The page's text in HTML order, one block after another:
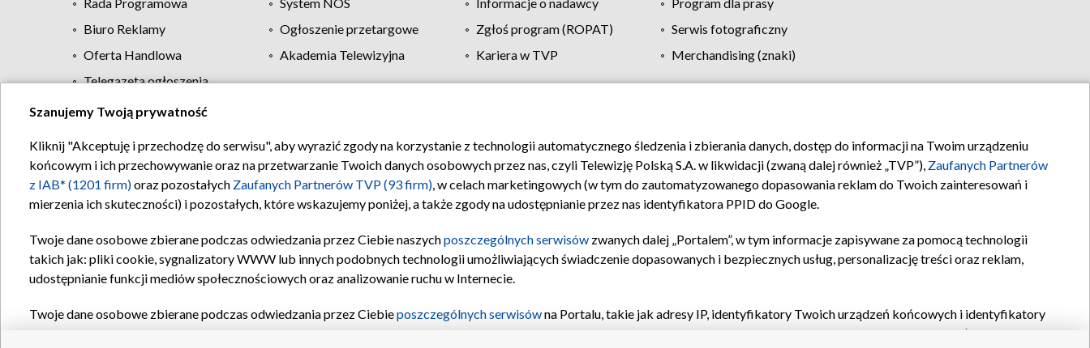
Biuro Reklamy
Ogłoszenie przetargowe Zgłoś program (ROPAT)
Serwis fotograficzny
Oferta Handlowa
Akademia Telewizyjna Kariera w TVP
Merchandising (znaki)
Telegazeta ogłoszenia
Regulamin TVP Polityka prywatności Moje zgody Pomoc Biuro reklamy Kontakt
Szanujemy Twoją prywatność
Kliknij "Akceptuję i przechodzę do serwisu", aby wyrazić zgody na korzystanie z technologii automatycznego śledzenia i zbierania danych, dostęp do informacji na Twoim urządzeniu
końcowym i ich przechowywanie oraz na przetwarzanie Twoich danych osobowych przez nas, czyli Telewizję Polską S.A. w likwidacji (zwaną dalej również „TVP”), Zaufanych Partnerów
z IAB* (1201 firm)oraz pozostałych Zaufanych Partnerów TVP (93 firm), w celach marketingowych (w tym do zautomatyzowanego dopasowania reklam do Twoich zainteresowań i
mierzenia ich skuteczności) i pozostałych, które wskazujemy poniżej, a także zgody na udostępnianie przez nas identyfikatora PPID do Google.
Twoje dane osobowe zbierane podczas odwiedzania przez Ciebie naszychposzczególnych serwisów zwanych dalej „Portalem”, w tym informacje zapisywane za pomocą technologii
takich jak: pliki cookie, sygnalizatory WWW lub innych podobnych technologii umożliwiających świadczenie dopasowanych i bezpiecznych usług, personalizację treści oraz reklam,
udostępnianie funkcji mediów społecznościowych oraz analizowanie ruchu w Internecie.
Twoje dane osobowe zbierane podczas odwiedzania przez Ciebieposzczególnych serwisówna Portalu, takie jak adresy IP, identyfikatory Twoich urządzeń końcowych i identyfikatory
oraz pozostałych